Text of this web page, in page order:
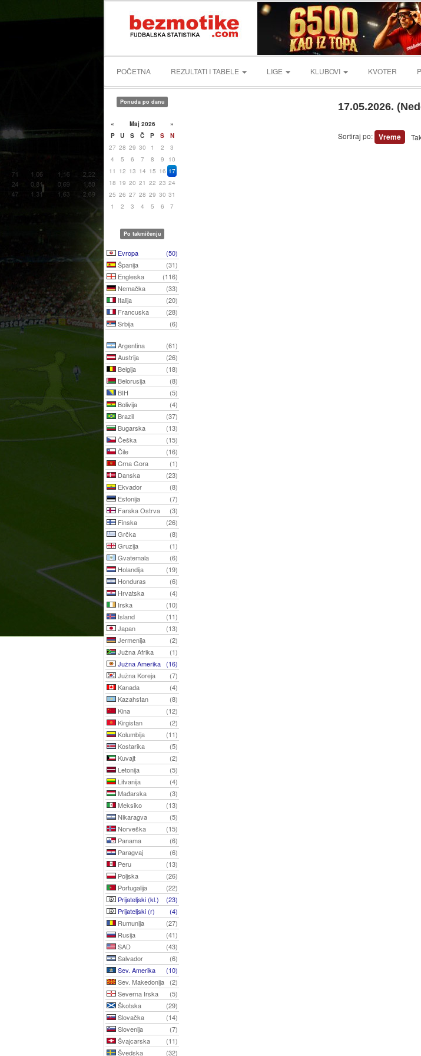
POČETNA REZULTATI I TABELE LIGE KLUBOVI KVOTER
Ponuda po danu
« Maj 2026
»
P
U S Č P S
N
27 28 29 30 1 2
3
4
5 6 7 8 9
10
11 12 13 14 15 16 17
18 19 20 21 22 23 24
25 26 27 28 29 30 31
1
2 3 4 5 6 7
Po takmičenju
Evropa
(50)
Španija
(31)
Engleska
(116)
Nemačka
(33)
Italija
(20)
Francuska
(28)
Srbija
(6)
Argentina
(61)
Austrija
(26)
Belgija
(18)
Belorusija
(8)
BIH
(5)
Bolivija
(4)
Brazil
(37)
Bugarska
(13)
Češka
(15)
Čile
(16)
Crna Gora
(1)
Danska
(23)
Ekvador
(8)
Estonija
(7)
Farska Ostrva
(3)
Finska
(26)
Grčka
(8)
Gruzija
(1)
Gvatemala
(6)
Holandija
(19)
Honduras
(6)
Hrvatska
(4)
Irska
(10)
Island
(11)
Japan
(13)
Jermenija
(2)
Južna Afrika
(1)
Južna Amerika (16)
Južna Koreja
(7)
Kanada
(4)
Kazahstan
(8)
Kina
(12)
Kirgistan
(2)
Kolumbija
(11)
Kostarika
(5)
Kuvajt
(2)
Letonija
(5)
Litvanija
(4)
Mađarska
(3)
Meksiko
(13)
Nikaragva
(5)
Norveška
(15)
Panama
(6)
Paragvaj
(6)
Peru
(13)
Poljska
(26)
Portugalija
(22)
Prijateljski (kl.)
(23)
Prijateljski (r)
(4)
Rumunija
(27)
Rusija
(41)
SAD
(43)
Salvador
(6)
Sev. Amerika
(10)
Sev. Makedonija
(2)
Severna Irska
(5)
Škotska
(29)
Slovačka
(14)
Slovenija
(7)
Švajcarska
(11)
Švedska
(32)
17.05.2026.
Sortiraj po: Vreme